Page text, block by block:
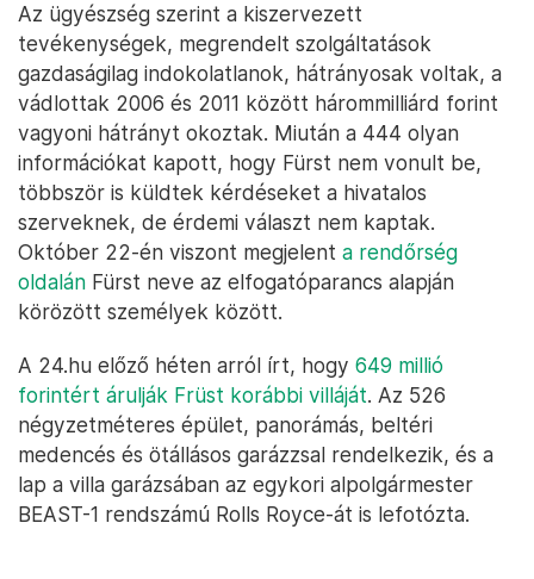
Az ügyészség szerint a kiszervezett
tevékenységek, megrendelt szolgáltatások
gazdaságilag indokolatlanok, hátrányosak voltak, a
vádlottak 2006 és 2011 között hárommilliárd forint
vagyoni hátrányt okoztak. Miután a 444 olyan
információkat kapott, hogy Fürst nem vonult be,
többször is küldtek kérdéseket a hivatalos
szerveknek, de érdemi választ nem kaptak.
Október 22-én viszont megjelent a rendőrség
oldalán Fürst neve az elfogatóparancs alapján
körözött személyek között.
A 24.hu előző héten arról írt, hogy 649 millió
forintért árulják Früst korábbi villáját. Az 526
négyzetméteres épület, panorámás, beltéri
medencés és ötállásos garázzsal rendelkezik, és a
lap a villa garázsában az egykori alpolgármester
BEAST-1 rendszámú Rolls Royce-át is lefotózta.